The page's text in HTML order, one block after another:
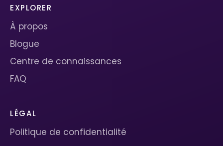
EXPLORER
À propos
Blogue
Centre de connaissances
FAQ
LÉGAL
Politique de confidentialité